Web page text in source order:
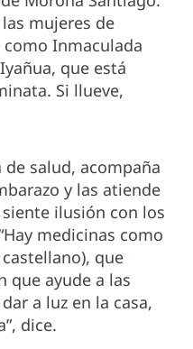
mujeres de
Inmaculada
que está
Si llueve,
salud, acompaña
y las atiende
ilusión con los
medicinas como
que
que ayude a las
a luz en la casa,
dice.